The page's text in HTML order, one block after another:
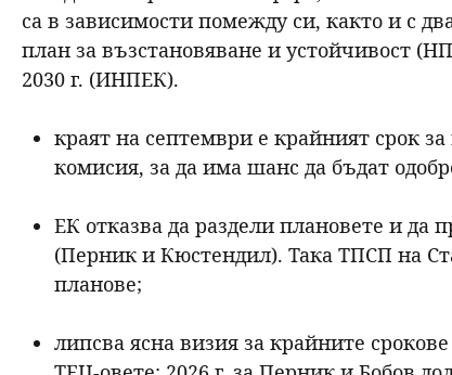
са в зависимости помежду си, както и с
план за възстановяване и устойчивост
2030 г. (ИНПЕК).
краят на септември е крайният срок
комисия, за да има шанс да бъдат
ЕК отказва да раздели плановете и
(Перник и Кюстендил). Така ТПСП на
планове;
липсва ясна визия за крайните